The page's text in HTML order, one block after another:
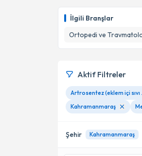
İlgili Branşlar
Ortopedi ve
Aktif Filtreler
Kahramanmaraş
Şehir Kahramanmaraş